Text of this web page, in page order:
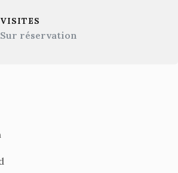
VISITES
Sur réservation